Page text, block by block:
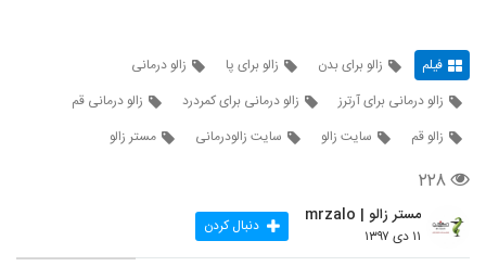
فیلم زالو برای بدن زالو برای پا
زالو درمانی
زالو درمانی برای آرترز
زالو درمانی برای کمردرد
زالو درمانی قم
زالو قم
سایت زالو سایت زالودرمانی مستر زالو
۲۲۸
مستر زالو | mrzalo
۱۱ دی ۱۳۹۷ دنبال کردن